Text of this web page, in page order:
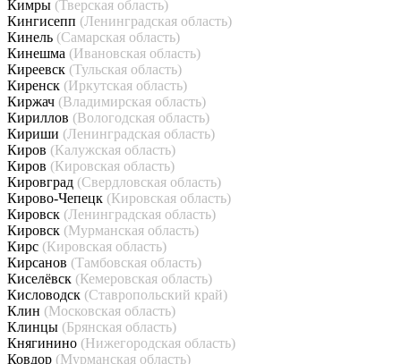
Кимры (Тверская область)
Кингисепп (Ленинградская область)
Кинель (Самарская область)
Кинешма (Ивановская область)
Киреевск (Тульская область)
Киренск (Иркутская область)
Киржач (Владимирская область)
Кириллов (Вологодская область)
Кириши (Ленинградская область)
Киров (Калужская область)
Киров (Кировская область)
Кировград (Свердловская область)
Кирово-Чепецк (Кировская область)
Кировск (Ленинградская область)
Кировск (Мурманская область)
Кирс (Кировская область)
Кирсанов (Тамбовская область)
Киселёвск (Кемеровская область)
Кисловодск (Ставропольский край)
Клин (Московская область)
Клинцы (Брянская область)
Княгинино (Нижегородская область)
Ковдор (Мурманская область)